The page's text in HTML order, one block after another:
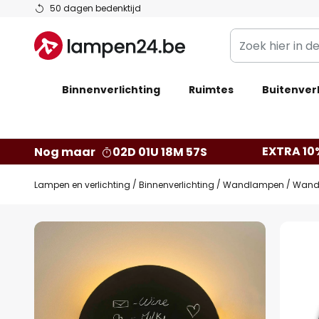
50 dagen bedenktijd
Ga
de
inhoud
Zoek
hier
de
Binnenverlichting Ruimtes
Nog maar 02D 01U 18M 57S EXTRA
Lampen en verlichting Binnenverlichting Wandlampen
Ga